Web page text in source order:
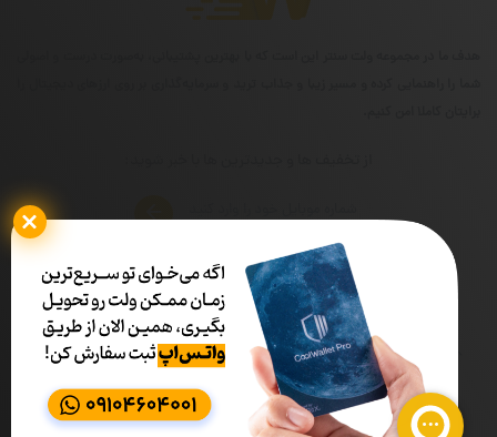
شماره تماس
02191319090
ساعات کاری
۰۹ الی ۱۷